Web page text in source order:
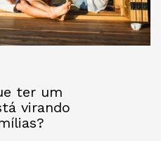
ter um
virando